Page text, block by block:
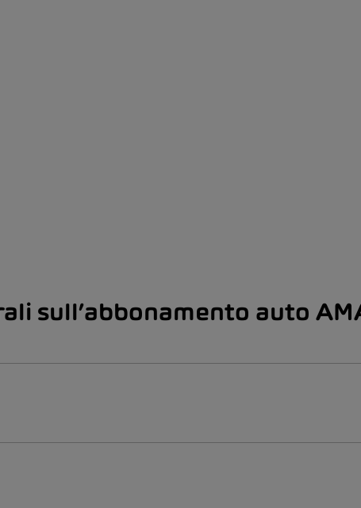
sull’abbonamento auto